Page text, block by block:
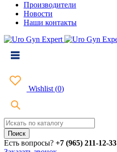
Производители
Новости
Наши контакты
Wishlist (0)
Есть вопросы? +7 (965) 211-12-33